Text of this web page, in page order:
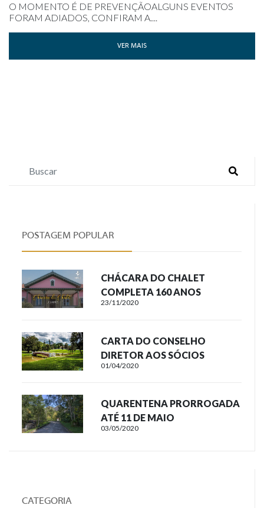
O MOMENTO É DE PREVENÇÃOALGUNS EVENTOS
FORAM ADIADOS, CONFIRAM A....
VER MAIS
POSTAGEM POPULAR
CHÁCARA DO CHALET
COMPLETA 160 ANOS
23/11/2020
CARTA DO CONSELHO
DIRETOR AOS SÓCIOS
01/04/2020
QUARENTENA PRORROGADA
ATÉ 11 DE MAIO
03/05/2020
CATEGORIA